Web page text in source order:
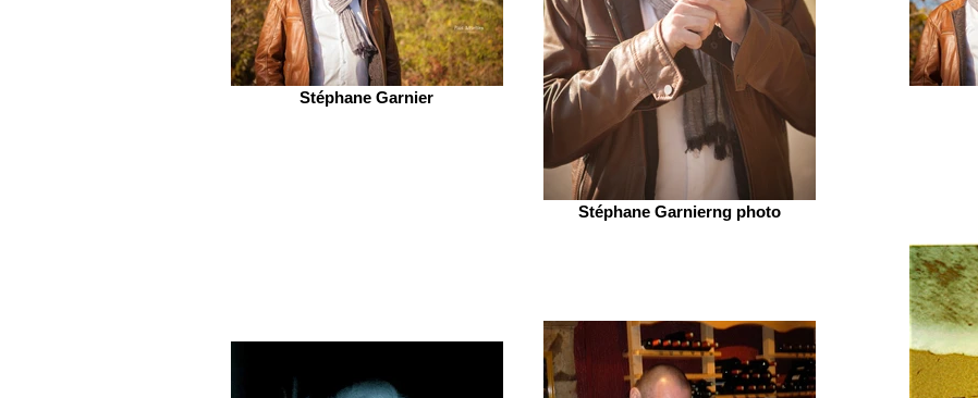
Stéphane Garnier
Stéphane Garnierng photo